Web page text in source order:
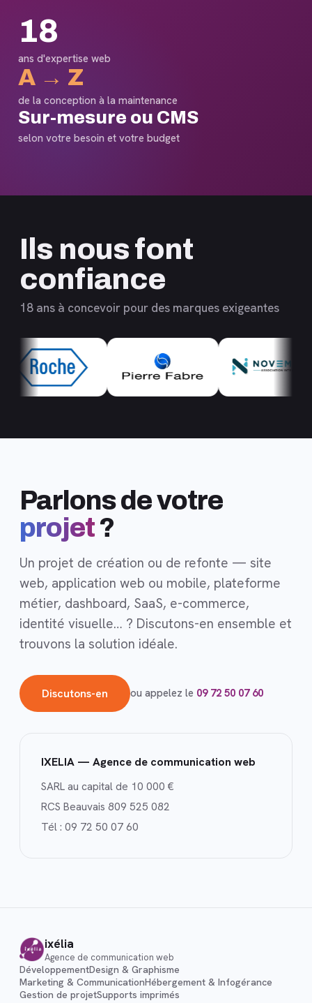
18
ans d'expertise web
A → Z
de la conception à la maintenance
Sur-mesure ou CMS
selon votre besoin et votre budget
Ils nous font
confiance
18 ans à concevoir pour des marques exigeantes
Parlons de votre
projet?
Un projet de création ou de refonte — site
web, application web ou mobile, plateforme
métier, dashboard, SaaS, e-commerce,
identité visuelle… ? Discutons-en ensemble et
trouvons la solution idéale.
Discutons-en ou appelez le 09 72 50 07 60
IXELIA — Agence de communication web
SARL au capital de 10 000 €
RCS Beauvais 809 525 082
Tél : 09 72 50 07 60
ixélia
Agence de communication web
DéveloppementDesign & Graphisme
Marketing & CommunicationHébergement & Infogérance
Gestion de projetSupports imprimés